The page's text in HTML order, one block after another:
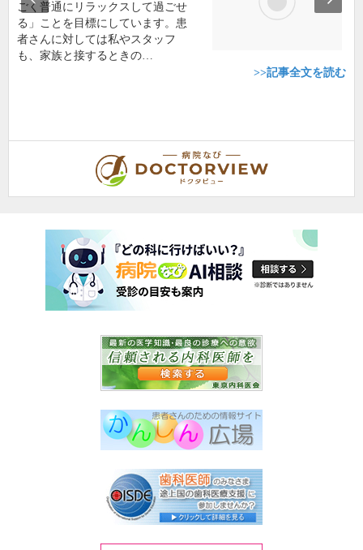
ごく普通にリラックスして過ごせ
る」ことを目標にしています。患
者さんに対しては私やスタッフ
も、家族と接するときの…
>>記事全文を読む